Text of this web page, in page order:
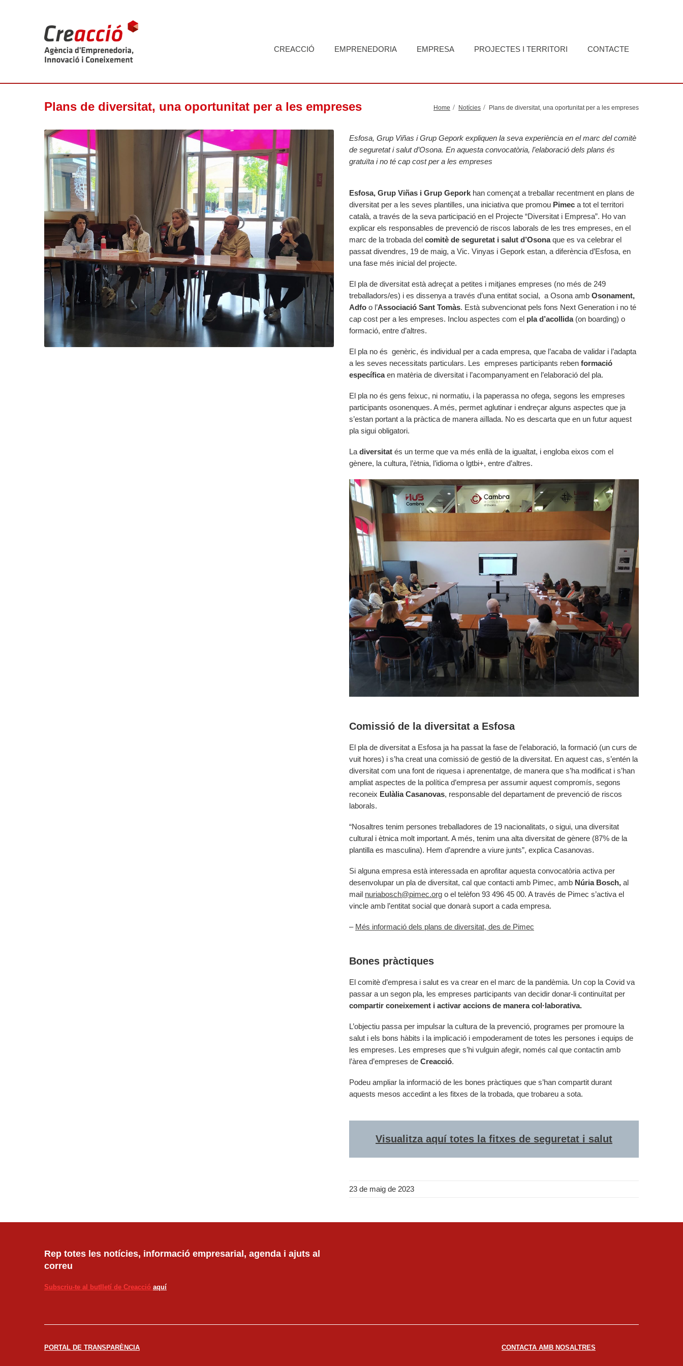
CREACCIÓ EMPRENEDORIA EMPRESA PROJECTES I TERRITORI CONTACTE
Plans de diversitat, una oportunitat per a les empreses Home Notícies Plans de diversitat, una oportunitat per a les empreses
Esfosa, Grup Viñas i Grup Gepork expliquen la seva experiència en el marc del comitè
de seguretat i salut d’Osona. En aquesta convocatòria, l’elaboració dels plans és
gratuïta i no té cap cost per a les empreses
Esfosa, Grup Viñas i Grup Gepork han començat a treballar recentment en plans de
diversitat per a les seves plantilles, una iniciativa que promou Pimec a tot el territori
català, a través de la seva participació en el Projecte “Diversitat i Empresa”. Ho van
explicar els responsables de prevenció de riscos laborals de les tres empreses, en el
marc de la trobada del comitè de seguretat i salut d’Osonaque es va celebrar el
passat divendres, 19 de maig, a Vic. Vinyas i Gepork estan, a diferència d’Esfosa, en
una fase més inicial del projecte.
El pla de diversitat està adreçat a petites i mitjanes empreses (no més de 249
treballadors/es) i es dissenya a través d’una entitat social, a Osona amb Osonament,
Adfo o l’Associació Sant Tomàs. Està subvencionat pels fons Next Generation i no té
cap cost per a les empreses. Inclou aspectes com el pla d’acollida(on boarding) o
formació, entre d’altres.
El pla no és genèric, és individual per a cada empresa, que l’acaba de validar i l’adapta
a les seves necessitats particulars. Les empreses participants reben formació
específicaen matèria de diversitat i l’acompanyament en l’elaboració del pla.
El pla no és gens feixuc, ni normatiu, i la paperassa no ofega, segons les empreses
participants osonenques. A més, permet aglutinar i endreçar alguns aspectes que ja
s’estan portant a la pràctica de manera aïllada. No es descarta que en un futur aquest
pla sigui obligatori.
La diversitat és un terme que va més enllà de la igualtat, i engloba eixos com el
gènere, la cultura, l’ètnia, l’idioma o lgtbi+, entre d’altres.
Comissió de la diversitat a Esfosa
El pla de diversitat a Esfosa ja ha passat la fase de l’elaboració, la formació (un curs de
vuit hores) i s’ha creat una comissió de gestió de la diversitat. En aquest cas, s’entén la
diversitat com una font de riquesa i aprenentatge, de manera que s’ha modificat i s’han
ampliat aspectes de la política d’empresa per assumir aquest compromís, segons
reconeix Eulàlia Casanovas, responsable del departament de prevenció de riscos
laborals.
“Nosaltres tenim persones treballadores de 19 nacionalitats, o sigui, una diversitat
cultural i ètnica molt important. A més, tenim una alta diversitat de gènere (87% de la
plantilla es masculina). Hem d’aprendre a viure junts”, explica Casanovas.
Si alguna empresa està interessada en aprofitar aquesta convocatòria activa per
desenvolupar un pla de diversitat, cal que contacti amb Pimec, amb Núria Bosch, al
mail nuriabosch@pimec.org o el telèfon 93 496 45 00. A través de Pimec s’activa el
vincle amb l’entitat social que donarà suport a cada empresa.
– Més informació dels plans de diversitat, des de Pimec
Bones pràctiques
El comitè d’empresa i salut es va crear en el marc de la pandèmia. Un cop la Covid va
passar a un segon pla, les empreses participants van decidir donar-li continuïtat per
compartir coneixement i activar accions de manera col·laborativa.
L’objectiu passa per impulsar la cultura de la prevenció, programes per promoure la
salut i els bons hàbits i la implicació i empoderament de totes les persones i equips de
les empreses. Les empreses que s’hi vulguin afegir, només cal que contactin amb
l’àrea d’empreses de Creacció.
Podeu ampliar la informació de les bones pràctiques que s’han compartit durant
aquests mesos accedint a les fitxes de la trobada, que trobareu a sota.
Visualitza aquí totes la fitxes de seguretat i salut
23 de maig de 2023
Rep totes les notícies, informació empresarial, agenda i ajuts al
correu
Subscriu-te al butlletí de Creacció aquí
PORTAL DE TRANSPARÈNCIA CONTACTA AMB NOSALTRES